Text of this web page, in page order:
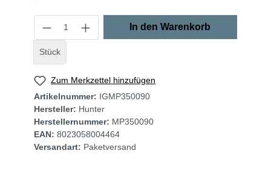
Stück
In den Warenkorb
Zum Merkzettel hinzufügen
Artikelnummer: IGMP350090
Hersteller: Hunter
Herstellernummer: MP350090
EAN: 8023058004464
Versandart: Paketversand